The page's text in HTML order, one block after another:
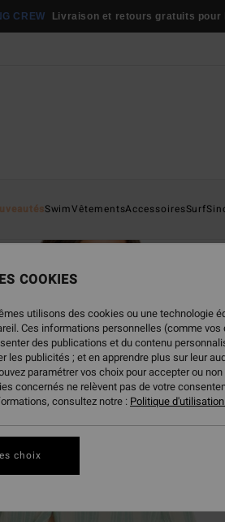
CREW Livraison et retours gratuits pour
SwimVêtementsAccessoiresSurf
COOKIES
utilisons des cookies ou une technologie
Ces informations personnelles (comme
des publications et du contenu
les publicités ; et en apprendre plus sur leur
paramétrer vos choix pour accepter ou
concernés ne relèvent pas de votre
consultez notre : Politique
choix